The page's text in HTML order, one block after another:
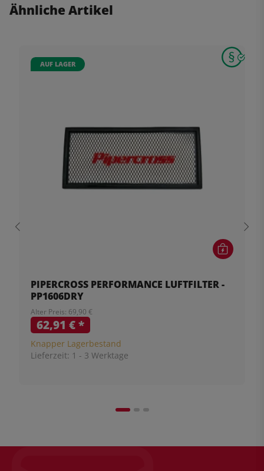
Ähnliche Artikel
AUF LAGER
PIPERCROSS PERFORMANCE LUFTFILTER -
PP1606DRY
Alter Preis: 69,90 €
62,91 €*
Knapper Lagerbestand
Lieferzeit: 1 - 3 Werktage